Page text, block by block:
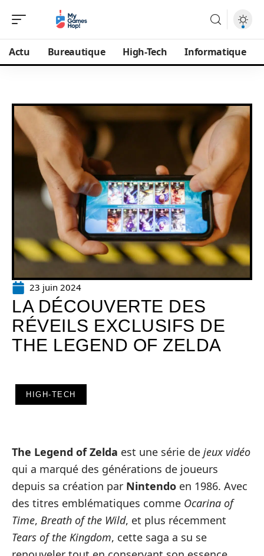
Actu Bureautique High-Tech Informatique
23 juin 2024
LA DÉCOUVERTE DES
RÉVEILS EXCLUSIFS DE
THE LEGEND OF ZELDA
HIGH-TECH
The Legend of Zelda est une série de jeux vidéo
qui a marqué des générations de joueurs
depuis sa création par Nintendo en 1986. Avec
des titres emblématiques comme Ocarina of
Time, Breath of the Wild, et plus récemment
Tears of the Kingdom, cette saga a su se